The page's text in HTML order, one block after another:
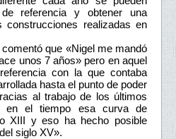
referencia y obtener una
realizadas en
que «Nigel me mandó
unos 7 años» pero en aquel
con la que contaba
hasta el punto de poder
al trabajo de los últimos
en el tiempo esa curva de
XIII y eso ha hecho posible
siglo XV».